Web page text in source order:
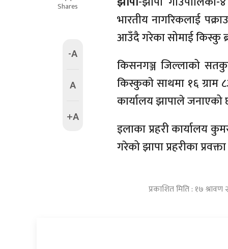
Shares
-A
A
+A
भारतीय नागरिकलाई
आउँदै गरेका सोमाई किस्कु
किसनगञ्ज जिल्लाको
किस्कुकाे साथमा १६ ग्राम
कार्यालय झापाले जनाएको
इलाका प्रहरी कार्यालय
गरेको झापा प्रहरीका
प्रकाशित मिति : १७